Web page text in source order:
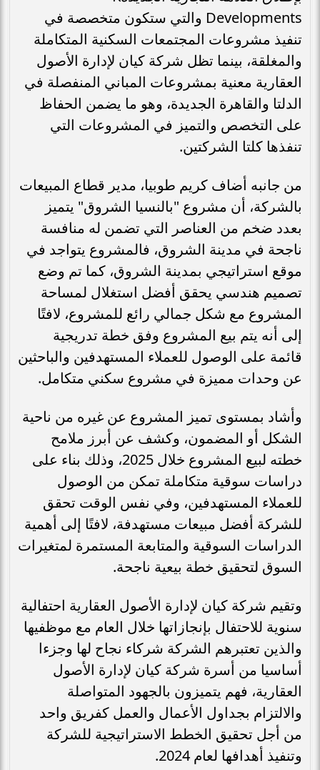
Developments والتي ستكون متخصصة في
تنفيذ مشروعات المجتمعات السكنية المتكاملة
والمغلقة، بينما تظل شركة كيان لإدارة الأصول
العقارية معنية بمشروعات المباني المنفصلة في
الدلتا والقاهرة الجديدة، وهو ما يضمن الحفاظ
على التخصص والتميز في المشروعات التي
تنفذها كلتا الشركتين.
من جانبه أضاف كريم طوبيا، مدير قطاع المبيعات
بالشركة، أن مشروع "بالنسيا الشروق" يتميز
بعدد ضخم من العناصر التي تضمن له منافسة
ناجحة في مدينة الشروق، فالمشروع يتواجد في
موقع استراتيجي بمدينة الشروق، كما تم وضع
تصميم هندسي يحقق أفضل استغلال لمساحة
المشروع مع شكل جمالي رائع للمشروع، لافتًا
إلى أنه يتم بيع المشروع وفق خطة تدريجية
قائمة على الوصول للعملاء المستهدفين والباحثين
عن وحدات مميزة في مشروع سكني متكامل.
وأشاد بمستوى تميز المشروع عن غيره من ناحية
الشكل أو المضمون، وكشف عن أبرز ملامح
خطته لبيع المشروع خلال 2025، وذلك بناء على
دراسات سوقية متكاملة تمكن من الوصول
للعملاء المستهدفين، وفي نفس الوقت تحقق
للشركة أفضل مبيعات مستهدفة، لافتًا إلى أهمية
الدراسات السوقية والمتابعة المستمرة لمتغيرات
السوق لتحقيق خطة بيعية ناجحة.
وتقيم شركة كيان لإدارة الأصول العقارية احتفالية
سنوية للاحتفال بإنجازاتها خلال العام مع موظفيها
والذين تعتبرهم الشركة شركاء نجاح لها وجزءا
أساسيا من أسرة شركة كيان لإدارة الأصول
العقارية، فهم يتميزون بالجهود المتواصلة
والالتزام بجداول الأعمال والعمل كفريق واحد
من أجل تحقيق الخطط الاستراتيجية للشركة
وتنفيذ أهدافها لعام 2024.